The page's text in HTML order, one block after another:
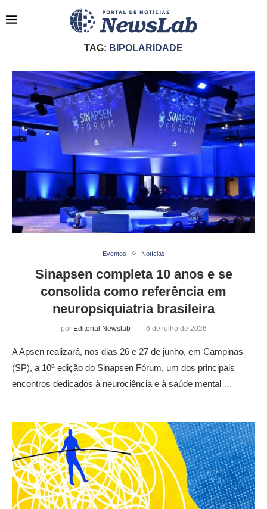
TAG: BIPOLARIDADE
Eventos Notícias
Sinapsen completa 10 anos e se
consolida como referência em
neuropsiquiatria brasileira
por Editorial Newslab 6 de julho de 2026
A Apsen realizará, nos dias 26 e 27 de junho, em Campinas
(SP), a 10ª edição do Sinapsen Fórum, um dos principais
encontros dedicados à neurociência e à saúde mental …